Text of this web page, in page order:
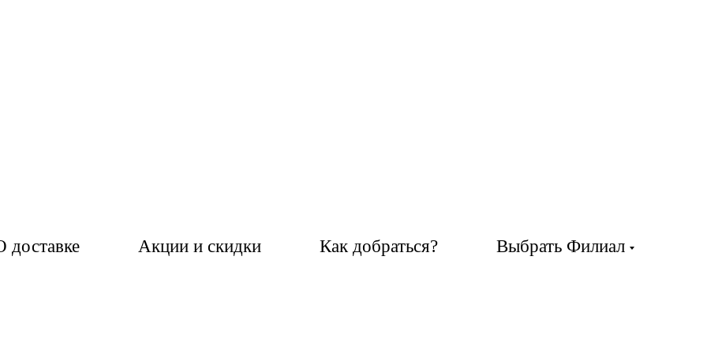
доставке Акции и скидки Как добраться? Выбрать Филиал